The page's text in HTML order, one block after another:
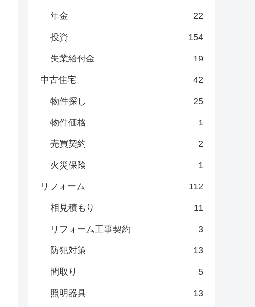
年金 22
投資 154
失業給付金 19
中古住宅 42
物件探し 25
物件価格 1
売買契約 2
火災保険 1
リフォーム 112
相見積もり 11
リフォーム工事契約 3
防犯対策 13
間取り 5
照明器具 13